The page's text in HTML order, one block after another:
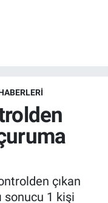
çıkan
sonucu 1 kişi